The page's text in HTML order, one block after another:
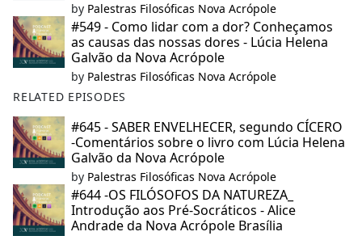
by Palestras Filosóficas Nova Acrópole
#549 - Como lidar com a dor? Conheçamos
as causas das nossas dores - Lúcia Helena
Galvão da Nova Acrópole
by Palestras Filosóficas Nova Acrópole
RELATED EPISODES
#645 - SABER ENVELHECER, segundo CÍCERO
-Comentários sobre o livro com Lúcia Helena
Galvão da Nova Acrópole
by Palestras Filosóficas Nova Acrópole
#644 -OS FILÓSOFOS DA NATUREZA_
Introdução aos Pré-Socráticos - Alice
Andrade da Nova Acrópole Brasília